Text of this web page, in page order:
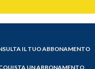
IL TUO ABBONAMENTO
UN ABBONAMENTO